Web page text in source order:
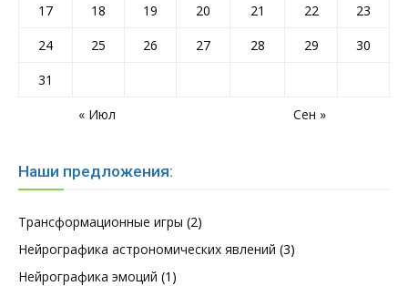
17
18 19 20 21 22
23
24
25 26 27 28 29
30
31
« Июл
Сен »
Наши предложения:
Трансформационные игры (2)
Нейрографика астрономических явлений (3)
Нейрографика эмоций (1)